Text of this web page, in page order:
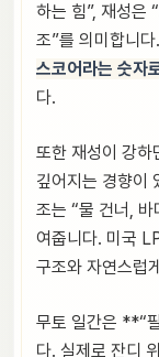
하는 힘”, 재성은
조”를 의미합니
스코어라는 숫자
다.
또한 재성이 강하
깊어지는 경향이
조는 “물 건너,
여줍니다. 미국
구조와 자연스럽
무토 일간은 **“
다. 실제로 잔디